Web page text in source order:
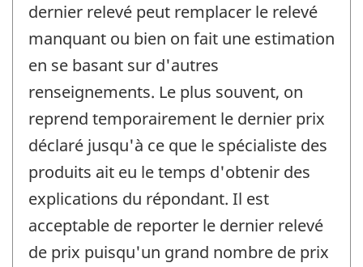
dernier relevé peut remplacer le relevé
manquant ou bien on fait une estimation
en se basant sur d'autres
renseignements. Le plus souvent, on
reprend temporairement le dernier prix
déclaré jusqu'à ce que le spécialiste des
produits ait eu le temps d'obtenir des
explications du répondant. Il est
acceptable de reporter le dernier relevé
de prix puisqu'un grand nombre de prix